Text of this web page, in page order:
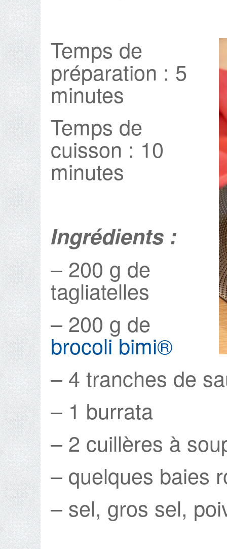
Temps de
préparation : 5
minutes
Temps de
cuisson : 10
minutes
Ingrédients :
– 200 g de
tagliatelles
– 200 g de
brocoli bimi®
– 4 tranches de
– 1 burrata
– 2 cuillères à
– quelques baies
– sel, gros sel,